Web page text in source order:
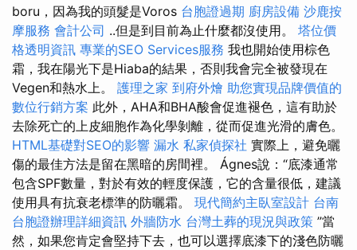
boru，因為我的頭髮是Voros 台胞證過期 廚房設備 沙鹿按
摩服務 會計公司 ..但是到目前為止什麼都沒使用。 塔位價
格透明資訊 專業的SEO Services服務 我也開始使用棕色
霜，我在陽光下是Hiaba的結果，否則我會完全被發現在
Vegen和熱水上。 護理之家 到府外燴 助您實現品牌價值的
數位行銷方案 此外，AHA和BHA酸會促進褪色，這有助於
去除死亡的上皮細胞作為化學剝離，從而促進光滑的膚色。
HTML基礎對SEO的影響 漏水 私家偵探社 實際上，避免曬
傷的最佳方法是留在黑暗的房間裡。 Ágnes說：“底漆通常
包含SPF數量，對於有效的輕度保護，它的含量很低，建議
使用具有抗衰老標準的防曬霜。 現代簡約主臥室設計 台南
台胞證辦理詳細資訊 外牆防水 台灣土葬的現況與政策 ”當
然，如果您肯定會堅持下去，也可以選擇底漆下的淺色防曬